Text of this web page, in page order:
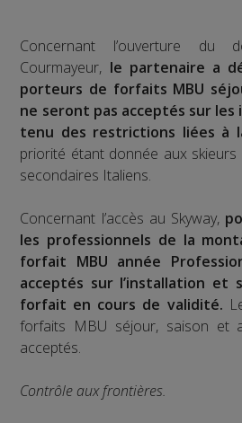
Concernant l’ouverture du
Courmayeur, le partenaire a
porteurs de forfaits MBU
ne seront pas acceptés sur
tenu des restrictions liées à
priorité étant donnée aux
secondaires Italiens.
Concernant l’accès au Skyway,
les professionnels de la
forfait MBU année
acceptés sur l’installation et
forfait en cours de validité.
forfaits MBU séjour, saison et
acceptés.
Contrôle aux frontières.